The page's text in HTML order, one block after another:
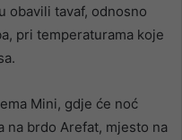
obavili tavaf, odnosno
pri temperaturama koje
Mini, gdje će noć
na brdo Arefat, mjesto na